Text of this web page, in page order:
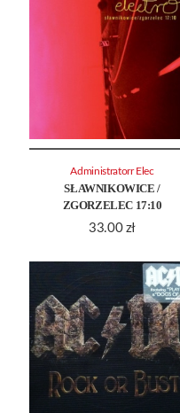
SŁAWNIKOWICE /
ZGORZELEC 17:10
33.00 zł
Administratorr Elec